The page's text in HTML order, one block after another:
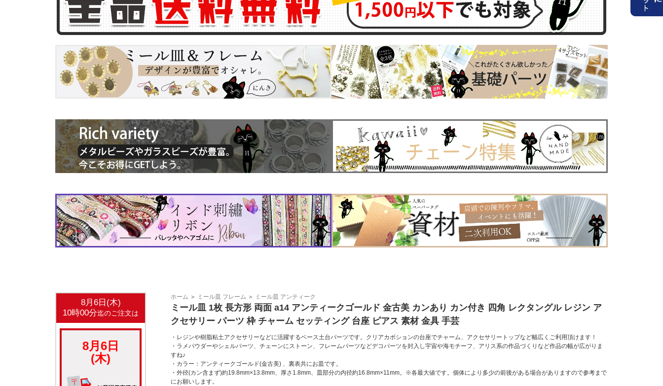
ホーム ＞ ミール皿 フレーム ＞ ミール皿 アンティーク
ミール皿 1枚 長方形 両面 a14 アンティークゴールド 金古美 カンあり カン付き 四角 レクタングル レジン ア
クセサリー パーツ 枠 チャーム セッティング 台座 ピアス 素材 金具 手芸
・レジンや樹脂粘土アクセサリーなどに活躍するベース土台パーツです。クリアカボションの台座でチャーム、アクセサリートップなど幅広くご利用頂けます！
・ラメパウダーやシェルパーツ、チェーンにストーン、フレームパーツなどデコパーツを封入し宇宙や海モチーフ、アリス系の作品づくりなど作品の幅が広がりま
すね♪
・カラー：アンティークゴールド(金古美) 、裏表共にお皿です。
・外径(カン含まず)約19.8mm×13.8mm、厚さ1.8mm、皿部分の内径約16.8mm×11mm。※各最大値です。個体により多少の前後がある場合がありますので参考まで
にお願いします。